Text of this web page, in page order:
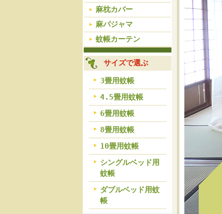
麻枕カバー
麻パジャマ
蚊帳カーテン
サイズで選ぶ
3畳用蚊帳
4.5畳用蚊帳
6畳用蚊帳
8畳用蚊帳
10畳用蚊帳
シングルベッド用
蚊帳
ダブルベッド用蚊
帳